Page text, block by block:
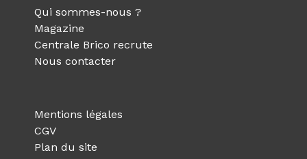
Qui sommes-nous ?
Magazine
Centrale Brico recrute
Nous contacter
Mentions légales
CGV
Plan du site